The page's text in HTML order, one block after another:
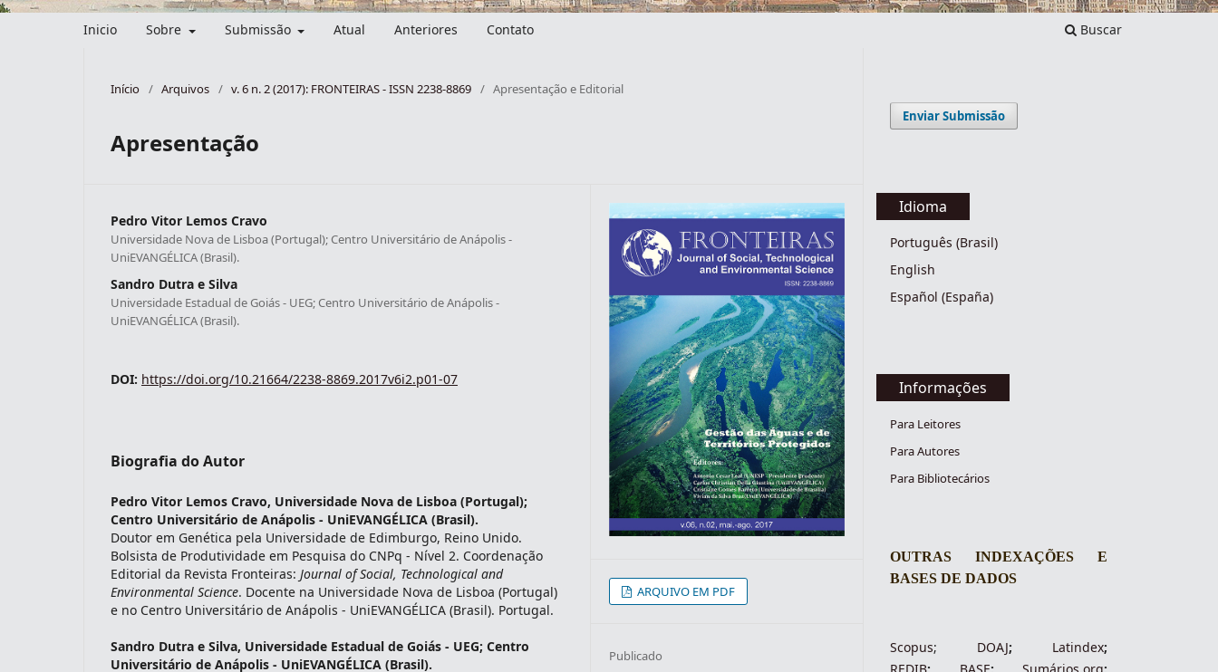
Inicio Sobre Submissão Atual Anteriores Contato Buscar
Início / Arquivos / v. 6 n. 2 (2017): FRONTEIRAS - ISSN 2238-8869 / Apresentação e Editorial
Apresentação
Pedro Vitor Lemos Cravo
Universidade Nova de Lisboa (Portugal); Centro Universitário de Anápolis -
UniEVANGÉLICA (Brasil).
Sandro Dutra e Silva
Universidade Estadual de Goiás - UEG; Centro Universitário de Anápolis -
UniEVANGÉLICA (Brasil).
DOI: https://doi.org/10.21664/2238-8869.2017v6i2.p01-07
Biografia do Autor
Pedro Vitor Lemos Cravo, Universidade Nova de Lisboa (Portugal);
Centro Universitário de Anápolis - UniEVANGÉLICA (Brasil).
Doutor em Genética pela Universidade de Edimburgo, Reino Unido.
Bolsista de Produtividade em Pesquisa do CNPq - Nível 2. Coordenação
Editorial da Revista Fronteiras: Journal of Social, Technological and
Environmental Science. Docente na Universidade Nova de Lisboa (Portugal)
e no Centro Universitário de Anápolis - UniEVANGÉLICA (Brasil). Portugal.
Sandro Dutra e Silva, Universidade Estadual de Goiás - UEG; Centro
Universitário de Anápolis - UniEVANGÉLICA (Brasil).
ARQUIVO EM PDF
Publicado
Enviar Submissão
Idioma
Português (Brasil)
English
Español (España)
Informações
Para Leitores
Para Autores
Para Bibliotecários
indexacoes-fronteiras
OUTRAS INDEXAÇÕES E
BASES DE DADOS
Scopus; DOAJ; Latindex;